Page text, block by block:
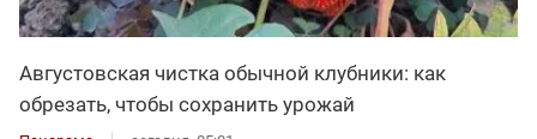
Августовская чистка обычной клубники: как
обрезать, чтобы сохранить урожай